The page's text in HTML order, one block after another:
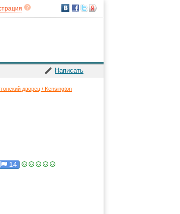
Написать
дворец / Kensington
14